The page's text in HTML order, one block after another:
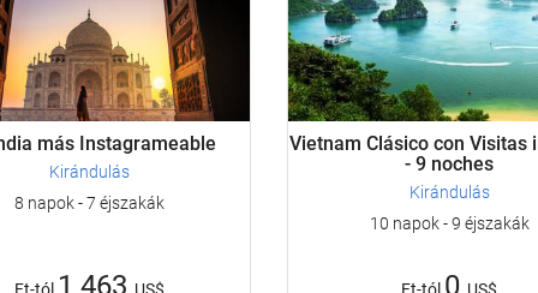
más Instagrameable
Kirándulás
8 napok - 7 éjszakák
Ft-tól 1 463 US$
Vietnam Clásico con Visitas
- 9 noches
Kirándulás
10 napok - 9 éjszakák
Ft-tól 0 US$